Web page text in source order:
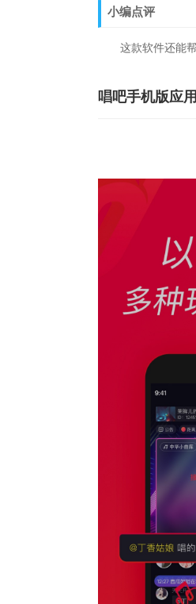
小编点评
这款软件还能帮
唱吧手机版应